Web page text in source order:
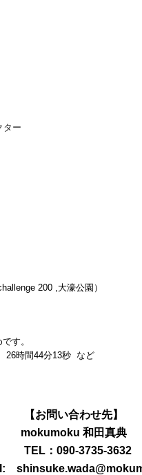
ター
200 ,大濠公園）
す。
26時間44分13秒 など
【お問い合わせ先】
mokumoku 和田真典
TEL：090-3735-3632